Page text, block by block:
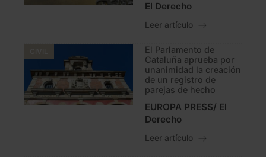
El Derecho
Leer artículo
El Parlamento de
Cataluña aprueba por
unanimidad la creación
de un registro de
parejas de hecho
EUROPA PRESS/ El
Derecho
Leer artículo